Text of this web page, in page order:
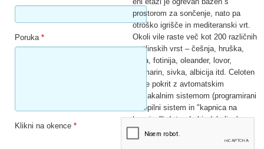
Poruka *
Klikni na okence *
prostorom za sončenje, nato pa
otroško igrišče in mediteranski vrt.
Okoli vile raste več kot 200 različnih
rastlinskih vrst – češnja, hruška,
oljka, fotinija, oleander, lovor,
rožmarin, sivka, albicija itd. Celoten
vrt je pokrit z avtomatskim
namakalnim sistemom (programirani
škropilni sistem in "kapnica na
kapnico"). Istra, Labin (okolica) -
Dizajnerska vila z ogrevanim
bazenom in odprtim pogledom je